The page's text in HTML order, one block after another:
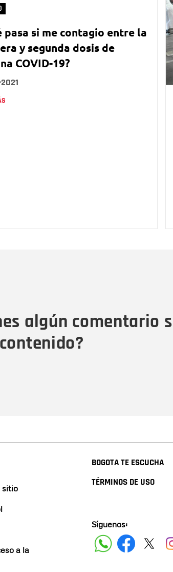
pasa si me contagio entre la
y segunda dosis de
COVID-19?
algún comentario
sitio
a la
BOGOTA TE ESCUCHA
TÉRMINOS DE USO
Síguenos: